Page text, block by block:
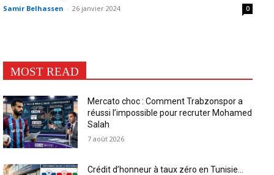
Samir Belhassen - 26 janvier 2024 0
MOST READ
Mercato choc : Comment Trabzonspor a
réussi l’impossible pour recruter Mohamed
Salah
7 août 2026
Crédit d’honneur à taux zéro en Tunisie…